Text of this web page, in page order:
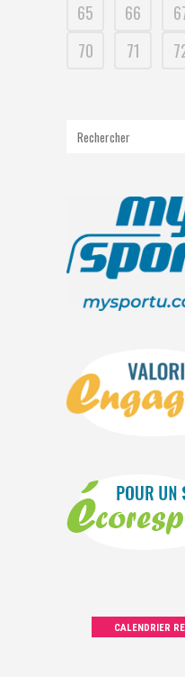
65
66
70
71
CALENDRIER